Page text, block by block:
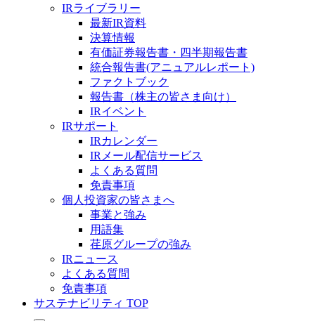
IRライブラリー
最新IR資料
決算情報
有価証券報告書・四半期報告書
統合報告書(アニュアルレポート)
ファクトブック
報告書（株主の皆さま向け）
IRイベント
IRサポート
IRカレンダー
IRメール配信サービス
よくある質問
免責事項
個人投資家の皆さまへ
事業と強み
用語集
荏原グループの強み
IRニュース
よくある質問
免責事項
サステナビリティ TOP